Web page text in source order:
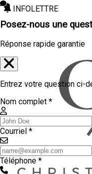
INFOLETTRE
Posez-nous une
Réponse rapide garantie
Entrez votre question ci-
Nom complet *
Courriel *
Téléphone *